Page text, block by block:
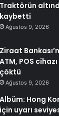
Traktörün
kaybetti
Ağustos 9, 2026
Ziraat
ATM, POS
çöktü
Ağustos 9, 2026
Albüm: Hong
için uyarı